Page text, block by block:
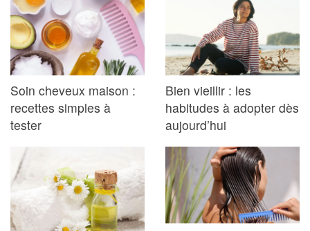
Soin cheveux maison :
recettes simples à
tester
Bien vieillir : les
habitudes à adopter dès
aujourd’hui